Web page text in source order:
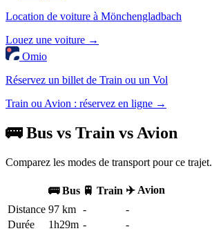
Location de voiture à Mönchengladbach
Louez une voiture →
Omio
Réservez un billet de Train ou un Vol
Train ou Avion : réservez en ligne →
🚌 Bus vs Train vs Avion
Comparez les modes de transport pour ce trajet.
🚌 Bus 🚆 Train ✈️ Avion
Distance 97 km -
-
Durée
1h29m -
-